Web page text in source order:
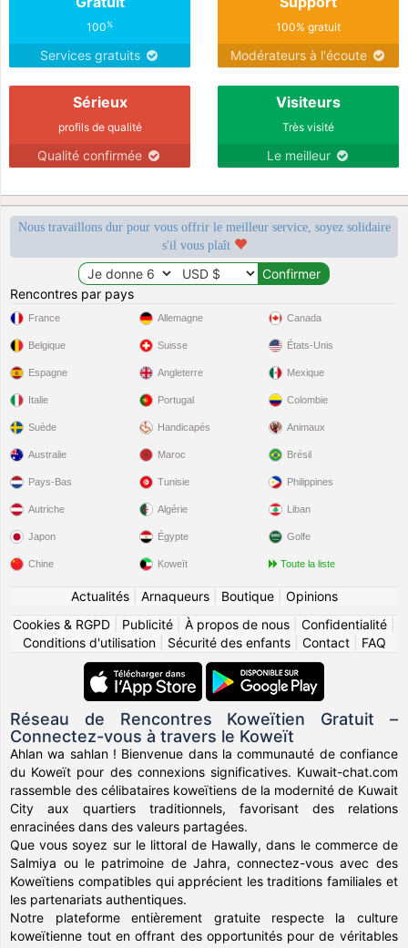
100%
Services gratuits
100% gratuit
Modérateurs à l'écoute
Sérieux
profils de qualité
Qualité confirmée
Visiteurs
Très visité
Le meilleur
Nous travaillons dur pour vous offrir le meilleur service, soyez solidaire
s'il vous plaît
Rencontres par pays
France
Belgique
Espagne
Italie
Suède
Allemagne
Suisse
Angleterre
Portugal
Handicapés
Canada
États-Unis
Mexique
Colombie
Animaux
Australie
Pays-Bas
Autriche
Japon
Chine
Maroc
Tunisie
Algérie
Égypte
Koweït
Brésil
Philippines
Liban
Golfe
Toute la liste
Actualités| Arnaqueurs| Boutique| Opinions
Cookies & RGPD
Publicité À propos de nous Confidentialité
Conditions d'utilisation| Sécurité des enfants| Contact| FAQ
Réseau de Rencontres Koweïtien Gratuit –
Connectez-vous à travers le Koweït
Ahlan wa sahlan ! Bienvenue dans la communauté de confiance
du Koweït pour des connexions significatives. Kuwait-chat.com
rassemble des célibataires koweïtiens de la modernité de Kuwait
City aux quartiers traditionnels, favorisant des relations
enracinées dans des valeurs partagées.
Que vous soyez sur le littoral de Hawally, dans le commerce de
Salmiya ou le patrimoine de Jahra, connectez-vous avec des
Koweïtiens compatibles qui apprécient les traditions familiales et
les partenariats authentiques.
Notre plateforme entièrement gratuite respecte la culture
koweïtienne tout en offrant des opportunités pour de véritables